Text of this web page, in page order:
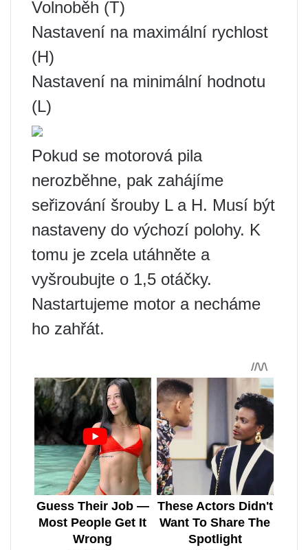
Volnoběh (T)
Nastavení na maximální rychlost
(H)
Nastavení na minimální hodnotu
(L)
Pokud se motorová pila
nerozběhne, pak zahájíme
seřizování šrouby L a H. Musí být
nastaveny do výchozí polohy. K
tomu je zcela utáhněte a
vyšroubujte o 1,5 otáčky.
Nastartujeme motor a necháme
ho zahřát.